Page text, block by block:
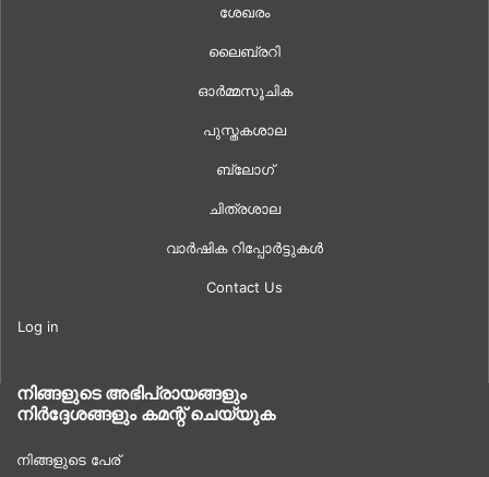
ശേഖരം
ലൈബ്രറി
ഓർമ്മസൂചിക
പുസ്തകശാല
ബ്ലോഗ്
ചിത്രശാല
വാർഷിക റിപ്പോർട്ടുകൾ
Contact Us
Log in
നിങ്ങളുടെ അഭിപ്രായങ്ങളും
നിർദ്ദേശങ്ങളും കമന്റ് ചെയ്യുക
നിങ്ങളുടെ പേര്